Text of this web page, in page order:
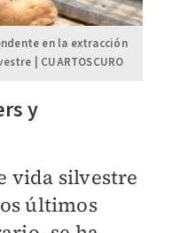
en la extracción
| CUARTOSCURO
y
vida silvestre
últimos